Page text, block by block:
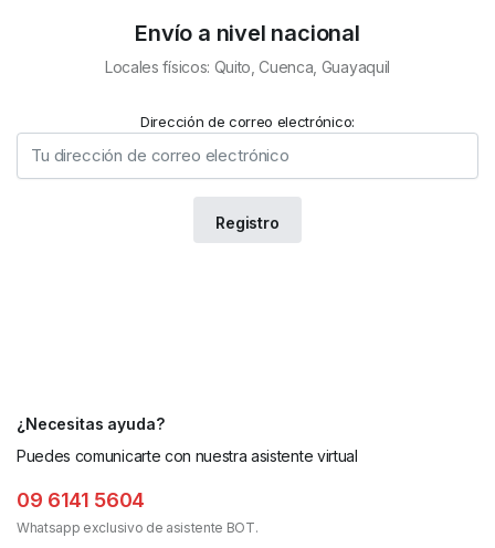
Envío a nivel nacional
Locales físicos: Quito, Cuenca, Guayaquil
Dirección de correo electrónico:
¿Necesitas ayuda?
Puedes comunicarte con nuestra asistente virtual
09 6141 5604
Whatsapp exclusivo de asistente BOT.